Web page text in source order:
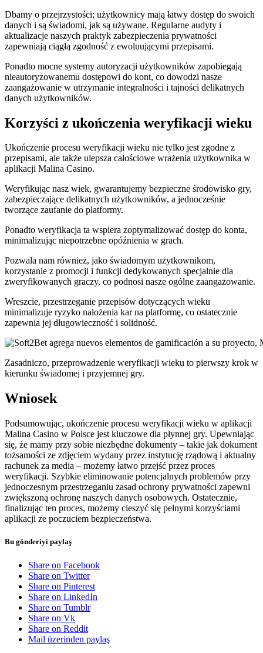
Dbamy o przejrzystości; użytkownicy mają łatwy dostęp do swoich
danych i są świadomi, jak są używane. Regularne audyty i
aktualizacje naszych praktyk zabezpieczenia prywatności
zapewniają ciągłą zgodność z ewoluującymi przepisami.
Ponadto mocne systemy autoryzacji użytkowników zapobiegają
nieautoryzowanemu dostępowi do kont, co dowodzi nasze
zaangażowanie w utrzymanie integralności i tajności delikatnych
danych użytkowników.
Korzyści z ukończenia weryfikacji wieku
Ukończenie procesu weryfikacji wieku nie tylko jest zgodne z
przepisami, ale także ulepsza całościowe wrażenia użytkownika w
aplikacji Malina Casino.
Weryfikując nasz wiek, gwarantujemy bezpieczne środowisko gry,
zabezpieczające delikatnych użytkowników, a jednocześnie
tworzące zaufanie do platformy.
Ponadto weryfikacja ta wspiera zoptymalizować dostęp do konta,
minimalizując niepotrzebne opóźnienia w grach.
Pozwala nam również, jako świadomym użytkownikom,
korzystanie z promocji i funkcji dedykowanych specjalnie dla
zweryfikowanych graczy, co podnosi nasze ogólne zaangażowanie.
Wreszcie, przestrzeganie przepisów dotyczących wieku
minimalizuje ryzyko nałożenia kar na platformę, co ostatecznie
zapewnia jej długowieczność i solidność.
Zasadniczo, przeprowadzenie weryfikacji wieku to pierwszy krok w
kierunku świadomej i przyjemnej gry.
Wniosek
Podsumowując, ukończenie procesu weryfikacji wieku w aplikacji
Malina Casino w Polsce jest kluczowe dla płynnej gry. Upewniając
się, że mamy przy sobie niezbędne dokumenty – takie jak dokument
tożsamości ze zdjęciem wydany przez instytucję rządową i aktualny
rachunek za media – możemy łatwo przejść przez proces
weryfikacji. Szybkie eliminowanie potencjalnych problemów przy
jednoczesnym przestrzeganiu zasad ochrony prywatności zapewni
zwiększoną ochronę naszych danych osobowych. Ostatecznie,
finalizując ten proces, możemy cieszyć się pełnymi korzyściami
aplikacji ze poczuciem bezpieczeństwa.
Bu gönderiyi paylaş
Share on Facebook
Share on Twitter
Share on Pinterest
Share on LinkedIn
Share on Tumblr
Share on Vk
Share on Reddit
Mail üzerinden paylaş